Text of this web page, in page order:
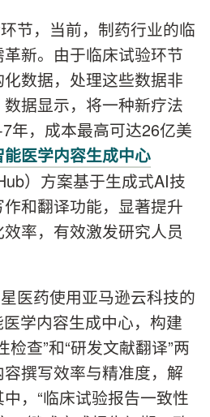
节，当前，制药行业的临
新。由于临床试验环节
数据，处理这些数据非
据显示，将一种新疗法
年，成本最高可达26亿美
能医学内容生成中心
）方案基于生成式AI技
和翻译功能，显著提升
率，有效激发研究人员
医药使用亚马逊云科技的
学内容生成中心，构建
检查”和“研发文献翻译”两
撰写效率与精准度，解
，“临床试验报告一致性